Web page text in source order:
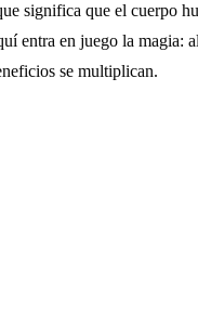
significa que el cuerpo
entra en juego la magia:
se multiplican.